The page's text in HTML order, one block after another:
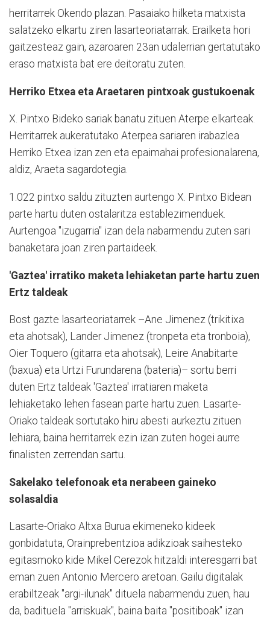
herritarrek Okendo plazan. Pasaiako hilketa matxista
salatzeko elkartu ziren lasarteoriatarrak. Erailketa hori
gaitzesteaz gain, azaroaren 23an udalerrian gertatutako
eraso matxista bat ere deitoratu zuten.
Herriko Etxea eta Araetaren pintxoak gustukoenak
X. Pintxo Bideko sariak banatu zituen Aterpe elkarteak.
Herritarrek aukeratutako Aterpea sariaren irabazlea
Herriko Etxea izan zen eta epaimahai profesionalarena,
aldiz, Araeta sagardotegia.
1.022 pintxo saldu zituzten aurtengo X. Pintxo Bidean
parte hartu duten ostalaritza establezimenduek.
Aurtengoa "izugarria" izan dela nabarmendu zuten sari
banaketara joan ziren partaideek.
'Gaztea' irratiko maketa lehiaketan parte hartu zuen
Ertz taldeak
Bost gazte lasarteoriatarrek –Ane Jimenez (trikitixa
eta ahotsak), Lander Jimenez (tronpeta eta tronboia),
Oier Toquero (gitarra eta ahotsak), Leire Anabitarte
(baxua) eta Urtzi Furundarena (bateria)– sortu berri
duten Ertz taldeak 'Gaztea' irratiaren maketa
lehiaketako lehen fasean parte hartu zuen. Lasarte-
Oriako taldeak sortutako hiru abesti aurkeztu zituen
lehiara, baina herritarrek ezin izan zuten hogei aurre
finalisten zerrendan sartu.
Sakelako telefonoak eta nerabeen gaineko
solasaldia
Lasarte-Oriako Altxa Burua ekimeneko kideek
gonbidatuta, Orainprebentzioa adikzioak saihesteko
egitasmoko kide Mikel Cerezok hitzaldi interesgarri bat
eman zuen Antonio Mercero aretoan. Gailu digitalak
erabiltzeak "argi-ilunak" dituela nabarmendu zuen, hau
da, badituela "arriskuak", baina baita "positiboak" izan